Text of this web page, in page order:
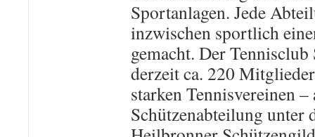
Sportanlagen. Jede
inzwischen sportlich
gemacht. Der
derzeit ca. 220
starken Tennisvereinen
Schützenabteilung unter